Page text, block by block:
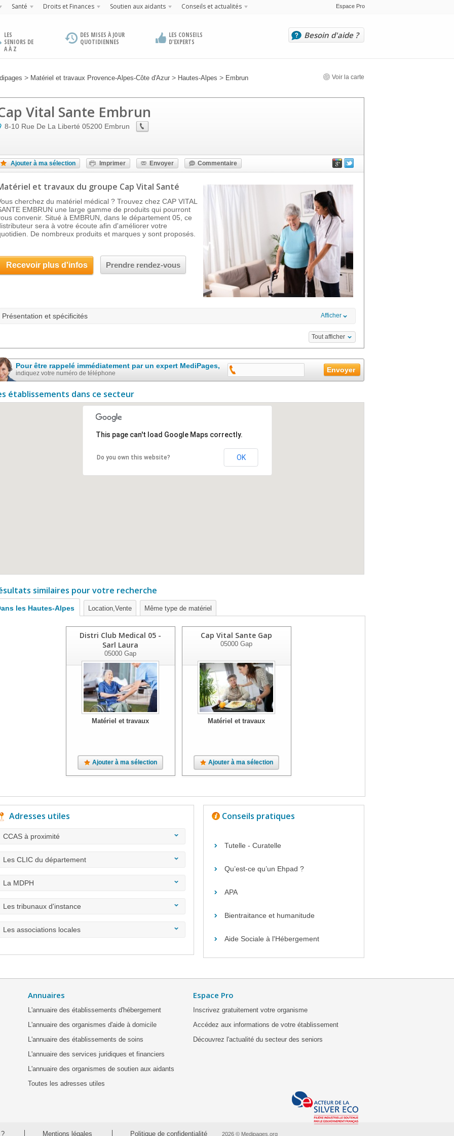
Santé Droits et Finances Soutien aux aidants Conseils et actualités Espace Pro
LES
SENIORS DE
A À Z
DES MISES À JOUR
QUOTIDIENNES
LES CONSEILS
D'EXPERTS
Besoin d'aide ?
> Matériel et travaux Provence-Alpes-Côte d'Azur > Hautes-Alpes > Embrun Voir la carte
Vital Sante Embrun
8-10 Rue De La Liberté 05200 Embrun
Ajouter à ma sélection Imprimer Envoyer Commentaire
et travaux du groupe Cap Vital Santé
cherchez du matériel médical ? Trouvez chez CAP VITAL
EMBRUN une large gamme de produits qui pourront
convenir. Situé à EMBRUN, dans le département 05, ce
sera à votre écoute afin d'améliorer votre
De nombreux produits et marques y sont proposés.
Recevoir plus d'infos Prendre rendez-vous
Présentation et spécificités Afficher
Tout afficher
Pour être rappelé immédiatement par un expert MediPages,
indiquez votre numéro de téléphone
établissements dans ce secteur
This page can't load Google Maps correctly.
Do you own this website? OK
similaires pour votre recherche
les Hautes-Alpes Location,Vente Même type de matériel
Distri Club Medical 05 -
Sarl Laura
05000Gap
Matériel et travaux
Ajouter à ma sélection
Cap Vital Sante Gap
05000Gap
Matériel et travaux
Ajouter à ma sélection
Adresses utiles
CCAS à proximité
Les CLIC du département
La MDPH
Les tribunaux d'instance
Les associations locales
Conseils pratiques
Tutelle - Curatelle
Qu’est-ce qu’un Ehpad ?
APA
Bientraitance et humanitude
Aide Sociale à l'Hébergement
Annuaires
L'annuaire des établissements d'hébergement
L'annuaire des organismes d'aide à domicile
L'annuaire des établissements de soins
L'annuaire des services juridiques et financiers
L'annuaire des organismes de soutien aux aidants
Toutes les adresses utiles
Espace Pro
Inscrivez gratuitement votre organisme
Accédez aux informations de votre établissement
Découvrez l'actualité du secteur des seniors
Mentions légales Politique de confidentialité 2026 © Medipages.org